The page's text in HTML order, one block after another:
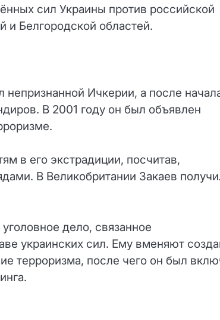
сил Украины против российской
и Белгородской областей.
Ичкерии, а после
В 2001 году он был объявлен
в его экстрадиции, посчитав,
В Великобритании Закаев
дело, связанное
украинских сил. Ему вменяют
терроризма, после чего он был